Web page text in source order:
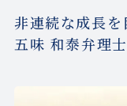
非連続な成長
五味 和泰弁理